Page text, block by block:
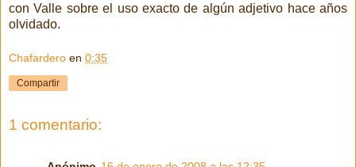
con Valle sobre el uso exacto de algún adjetivo hace años
olvidado.
Chafardero en 0:35
Compartir
1 comentario: